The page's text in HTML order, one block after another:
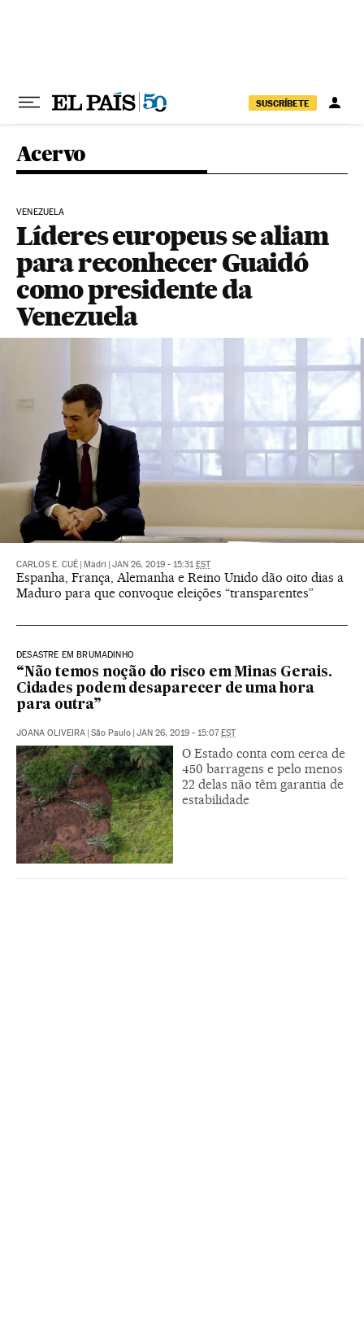
SUSCRÍBETE
Acervo
VENEZUELA
Líderes europeus se aliam
para reconhecer Guaidó
como presidente da
Venezuela
CARLOS E. CUÉ Madri JAN 26, 2019 - 15:31 EST
Espanha, França, Alemanha e Reino Unido dão oito dias a
Maduro para que convoque eleições “transparentes”
DESASTRE EM BRUMADINHO
“Não temos noção do risco em Minas Gerais.
Cidades podem desaparecer de uma hora
para outra”
JOANA OLIVEIRA São Paulo JAN 26, 2019 - 15:07 EST
O Estado conta com cerca de
450 barragens e pelo menos
22 delas não têm garantia de
estabilidade